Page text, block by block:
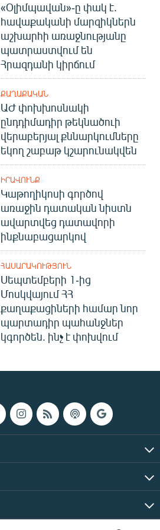
«Օլիմպավան»-ը փակ է.
հավաքականի մարզիկներն
աշխարհի առաջնությանը
պատրաստվում են
Հրազդանի կիրճում
ՔԱՂԱՔԱԿԱՆ
ԱԺ փոխխոսնակի
ընդդիմադիր թեկնածուի
վերաբերյալ քննարկումները
եկող շաբաթ կշարունակվեն
ԻՐԱՎՈՒՆՔ
Կաթողիկոսի գործով
առաջին դատական նիստն
ավարտվեց դատավորի
ինքնաբացարկով
ՀԱՍԱՐԱԿՈՒԹՅՈՒՆ
Սեպտեմբերի 1-ից
Մոսկվայում ՀՀ
քաղաքացիների համար նոր
պարտադիր պահանջներ
կգործեն. ինչ է փոխվում